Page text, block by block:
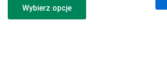
Wybierz opcje